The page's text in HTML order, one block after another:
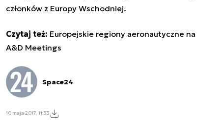
członków z Europy Wschodniej.
Czytaj też: Europejskie regiony aeronautyczne na
A&D Meetings
Space24
10 maja 2017, 11:33